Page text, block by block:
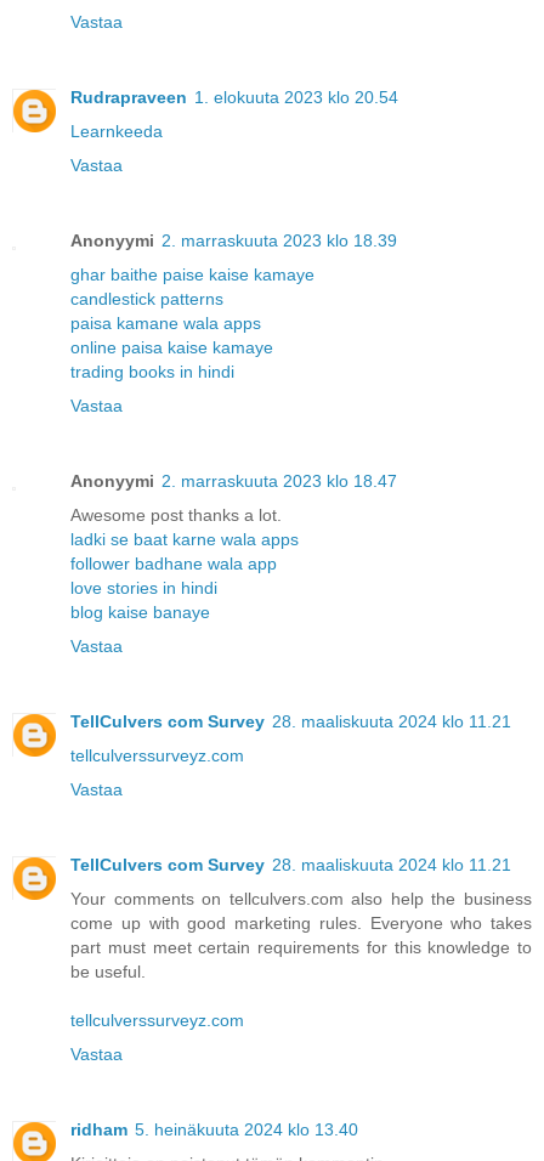
Vastaa
Rudrapraveen 1. elokuuta 2023 klo 20.54
Learnkeeda
Vastaa
Anonyymi 2. marraskuuta 2023 klo 18.39
ghar baithe paise kaise kamaye
candlestick patterns
paisa kamane wala apps
online paisa kaise kamaye
trading books in hindi
Vastaa
Anonyymi 2. marraskuuta 2023 klo 18.47
Awesome post thanks a lot.
ladki se baat karne wala apps
follower badhane wala app
love stories in hindi
blog kaise banaye
Vastaa
TellCulvers com Survey 28. maaliskuuta 2024 klo 11.21
tellculverssurveyz.com
Vastaa
TellCulvers com Survey 28. maaliskuuta 2024 klo 11.21
Your comments on tellculvers.com also help the business
come up with good marketing rules. Everyone who takes
part must meet certain requirements for this knowledge to
be useful.
tellculverssurveyz.com
Vastaa
ridham 5. heinäkuuta 2024 klo 13.40